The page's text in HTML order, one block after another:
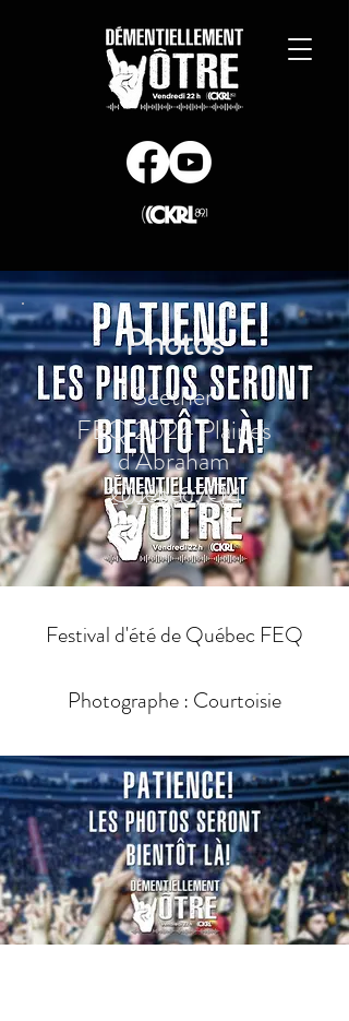
Seether
FEQ 2024 Plaines
d'Abraham
Québec, Qc
Photos
2024-07-14
Festival d'été de Québec FEQ
Photographe : Courtoisie